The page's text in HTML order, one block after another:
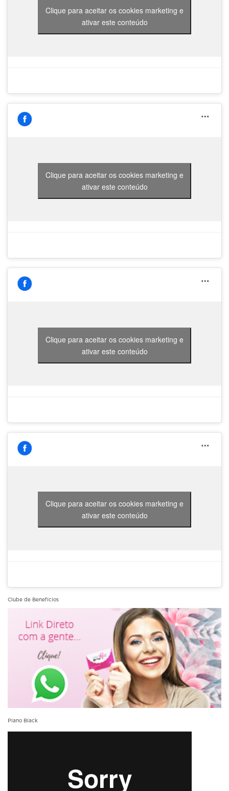
Clique para aceitar os cookies marketing e
ativar este conteúdo
Clique para aceitar os cookies marketing e
ativar este conteúdo
Clique para aceitar os cookies marketing e
ativar este conteúdo
Clique para aceitar os cookies marketing e
ativar este conteúdo
Clube de Benefícios
Plano Black